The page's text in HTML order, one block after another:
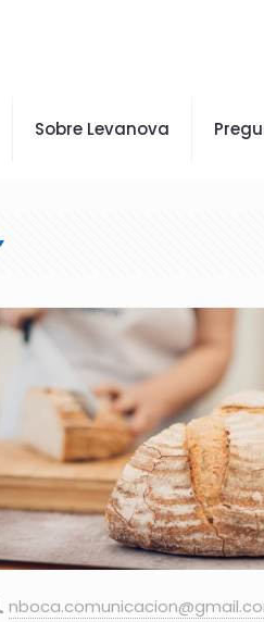
Sobre Levanova